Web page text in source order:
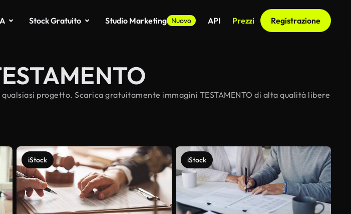
Stock Gratuito Studio Marketing Nuovo API Prezzi Registrazione
progetto. Scarica gratuitamente immagini TESTAMENTO di alta qualità libere
iStock iStock